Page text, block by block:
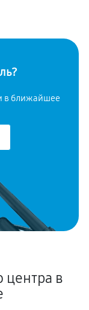
в ближайшее
центра в